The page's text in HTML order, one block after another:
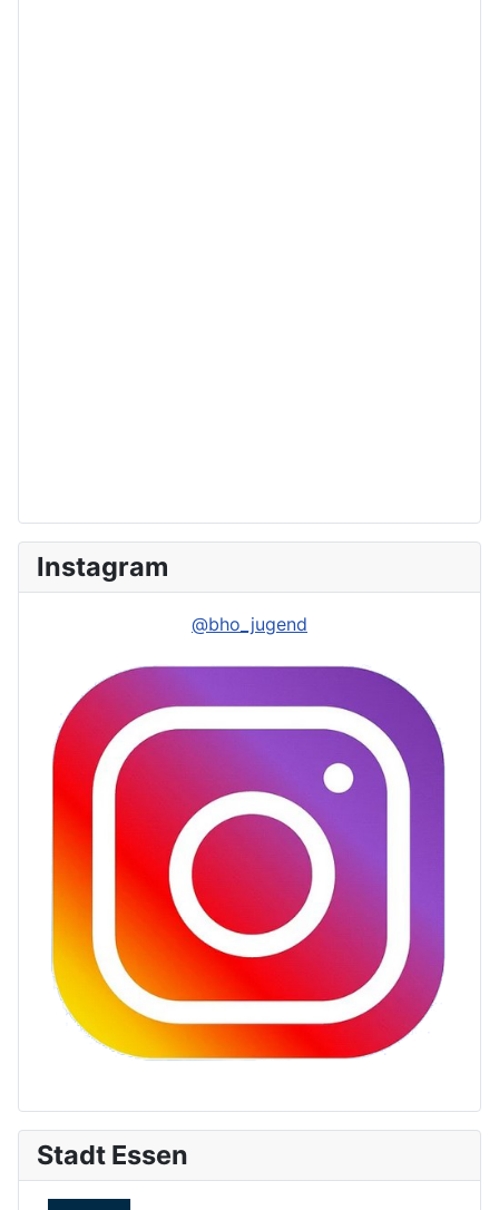
Instagram
@bho_jugend
Stadt Essen